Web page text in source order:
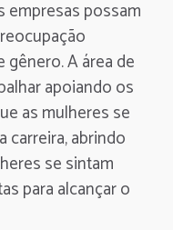
empresas possam
A área de
apoiando os
as mulheres se
carreira, abrindo
se sintam
para alcançar o